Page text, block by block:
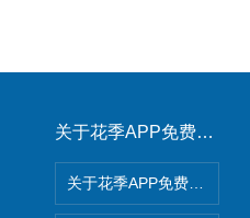
关于花季APP免费下载